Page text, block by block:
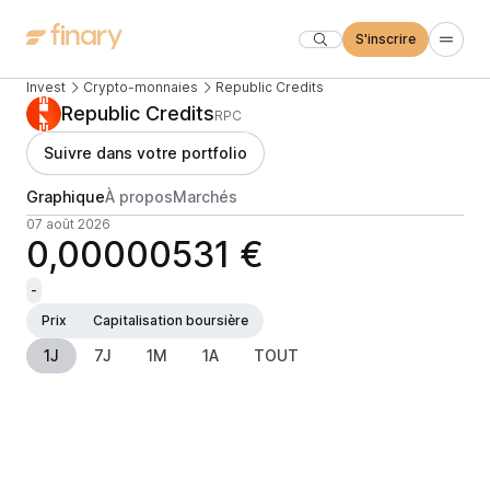
S'inscrire
Invest Crypto-monnaies Republic Credits
Republic CreditsRPC
Suivre dans votre portfolio
GraphiqueÀ proposMarchés
07 août 2026
0,00000531 €
-
Prix
Capitalisation boursière
1J 7J 1M 1A TOUT